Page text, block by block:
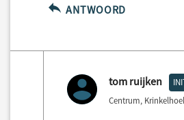
ANTWOORD
tom ruijken
Centrum,